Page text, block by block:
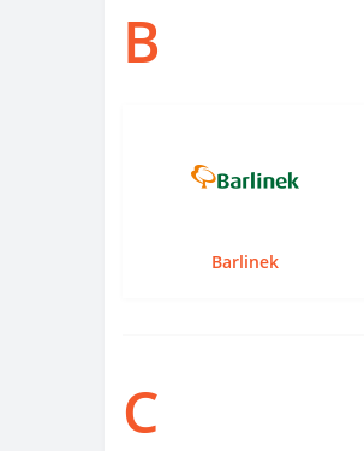
B
Barlinek
C